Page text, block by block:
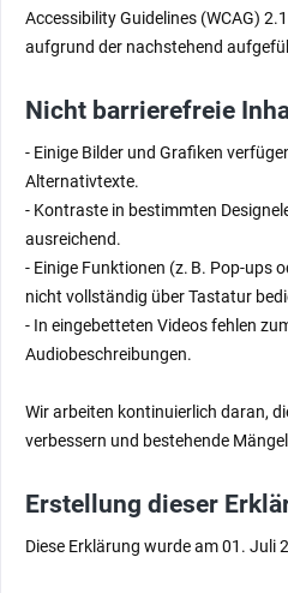
Accessibility Guidelines (WCAG)
aufgrund der nachstehend
Nicht barrierefreie
- Einige Bilder und Grafiken
Alternativtexte.
- Kontraste in bestimmten
ausreichend.
- Einige Funktionen (z. B. Pop-ups
nicht vollständig über Tastatur
- In eingebetteten Videos fehlen
Audiobeschreibungen.
Wir arbeiten kontinuierlich daran,
verbessern und bestehende
Erstellung dieser
Diese Erklärung wurde am 01. Juli